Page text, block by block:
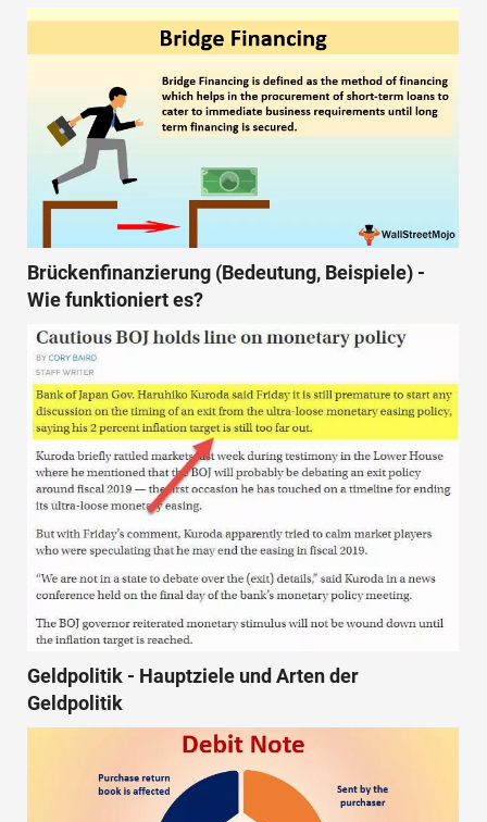
Brückenfinanzierung (Bedeutung, Beispiele) -
Wie funktioniert es?
Geldpolitik - Hauptziele und Arten der
Geldpolitik